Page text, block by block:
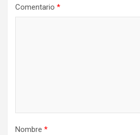
Comentario *
Nombre *